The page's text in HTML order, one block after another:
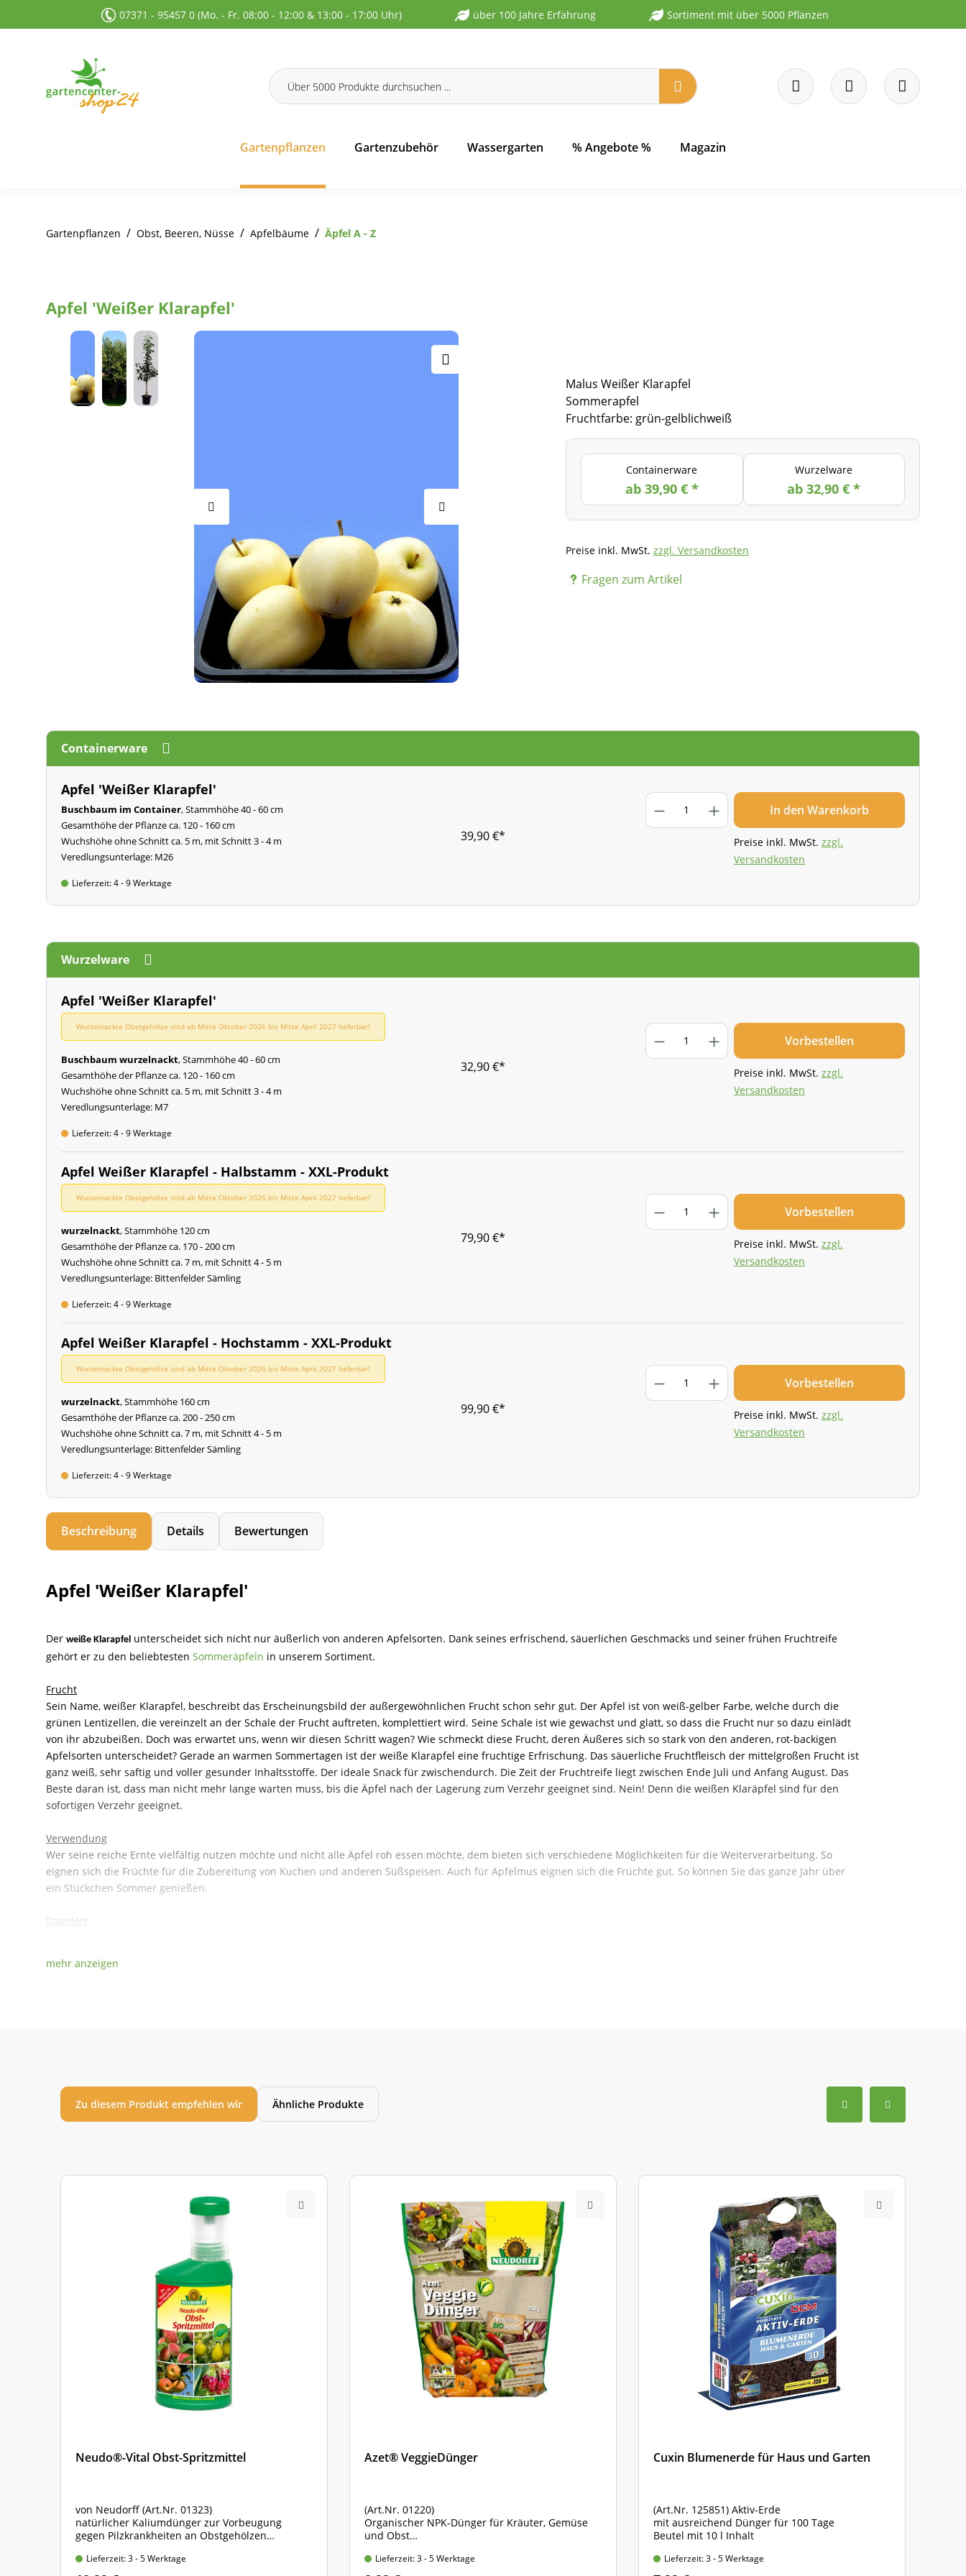
Zur Hauptnavigation springen
07371 - 95457 0 (Mo. - Fr. 08:00 - 12:00 & 13:00 - 17:00 Uhr) über 100 Jahre Erfahrung Sortiment mit über 5000 Pflanzen
Gartenpflanzen Gartenzubehör Wassergarten % Angebote % Magazin
Gartenpflanzen / Obst, Beeren, Nüsse / Apfelbäume / Äpfel A - Z
Apfel 'Weißer Klarapfel'
Malus Weißer Klarapfel
Sommerapfel
Fruchtfarbe: grün-gelblichweiß
Containerware
ab 39,90 € *
Wurzelware
ab 32,90 € *
Preise inkl. MwSt.zzgl. Versandkosten
Fragen zum Artikel
Containerware
Apfel 'Weißer Klarapfel'
Buschbaum im Container, Stammhöhe 40 - 60 cm
Gesamthöhe der Pflanze ca. 120 - 160 cm
Wuchshöhe ohne Schnitt ca. 5 m, mit Schnitt 3 - 4 m
Veredlungsunterlage: M26
Lieferzeit: 4 - 9 Werktage
39,90 €*
In den Warenkorb
Preise inkl. MwSt. zzgl.
Versandkosten
Wurzelware
Apfel 'Weißer Klarapfel'
Wurzelnackte Obstgehölze sind ab Mitte Oktober 2026 bis Mitte April 2027 lieferbar!
Buschbaum wurzelnackt, Stammhöhe 40 - 60 cm
Gesamthöhe der Pflanze ca. 120 - 160 cm
Wuchshöhe ohne Schnitt ca. 5 m, mit Schnitt 3 - 4 m
Veredlungsunterlage: M7
Lieferzeit: 4 - 9 Werktage
32,90 €*
Vorbestellen
Preise inkl. MwSt. zzgl.
Versandkosten
Apfel Weißer Klarapfel - Halbstamm - XXL-Produkt
Wurzelnackte Obstgehölze sind ab Mitte Oktober 2026 bis Mitte April 2027 lieferbar!
wurzelnackt, Stammhöhe 120 cm
Gesamthöhe der Pflanze ca. 170 - 200 cm
Wuchshöhe ohne Schnitt ca. 7 m, mit Schnitt 4 - 5 m
Veredlungsunterlage: Bittenfelder Sämling
Lieferzeit: 4 - 9 Werktage
79,90 €*
Vorbestellen
Preise inkl. MwSt. zzgl.
Versandkosten
Apfel Weißer Klarapfel - Hochstamm - XXL-Produkt
Wurzelnackte Obstgehölze sind ab Mitte Oktober 2026 bis Mitte April 2027 lieferbar!
wurzelnackt, Stammhöhe 160 cm
Gesamthöhe der Pflanze ca. 200 - 250 cm
Wuchshöhe ohne Schnitt ca. 7 m, mit Schnitt 4 - 5 m
Veredlungsunterlage: Bittenfelder Sämling
Lieferzeit: 4 - 9 Werktage
99,90 €*
Vorbestellen
Preise inkl. MwSt. zzgl.
Versandkosten
Beschreibung Details Bewertungen
Apfel 'Weißer Klarapfel'
Der weiße Klarapfel unterscheidet sich nicht nur äußerlich von anderen Apfelsorten. Dank seines erfrischend, säuerlichen Geschmacks und seiner frühen Fruchtreife
gehört er zu den beliebtesten Sommeräpfeln in unserem Sortiment.
Frucht
Sein Name, weißer Klarapfel, beschreibt das Erscheinungsbild der außergewöhnlichen Frucht schon sehr gut. Der Apfel ist von weiß-gelber Farbe, welche durch die
grünen Lentizellen, die vereinzelt an der Schale der Frucht auftreten, komplettiert wird. Seine Schale ist wie gewachst und glatt, so dass die Frucht nur so dazu einlädt
von ihr abzubeißen. Doch was erwartet uns, wenn wir diesen Schritt wagen? Wie schmeckt diese Frucht, deren Äußeres sich so stark von den anderen, rot-backigen
Apfelsorten unterscheidet? Gerade an warmen Sommertagen ist der weiße Klarapfel eine fruchtige Erfrischung. Das säuerliche Fruchtfleisch der mittelgroßen Frucht ist
ganz weiß, sehr saftig und voller gesunder Inhaltsstoffe. Der ideale Snack für zwischendurch. Die Zeit der Fruchtreife liegt zwischen Ende Juli und Anfang August. Das
Beste daran ist, dass man nicht mehr lange warten muss, bis die Äpfel nach der Lagerung zum Verzehr geeignet sind. Nein! Denn die weißen Klaräpfel sind für den
sofortigen Verzehr geeignet.
Verwendung
Wer seine reiche Ernte vielfältig nutzen möchte und nicht alle Äpfel roh essen möchte, dem bieten sich verschiedene Möglichkeiten für die Weiterverarbeitung. So
eignen sich die Früchte für die Zubereitung von Kuchen und anderen Süßspeisen. Auch für Apfelmus eignen sich die Früchte gut. So können Sie das ganze Jahr über
ein Stückchen Sommer genießen.
Standort
Apfel Geheimrat Oldenburg
Apfel Summerred
Zu diesem Produkt empfehlen wir Ähnliche Produkte
Neudo®-Vital Obst-Spritzmittel
von Neudorff (Art.Nr. 01323)
natürlicher Kaliumdünger zur Vorbeugung
gegen Pilzkrankheiten an Obstgehölzen
Lieferzeit: 3 - 5 Werktage
Azet® VeggieDünger
(Art.Nr. 01220)
Organischer NPK-Dünger für Kräuter, Gemüse
und Obst
Rohstoffe
Lieferzeit: 3 - 5 Werktage
Cuxin Blumenerde für Haus und Garten
(Art.Nr. 125851) Aktiv-Erde
mit ausreichend Dünger für 100 Tage
Beutel mit 10 l Inhalt
Lieferzeit: 3 - 5 Werktage